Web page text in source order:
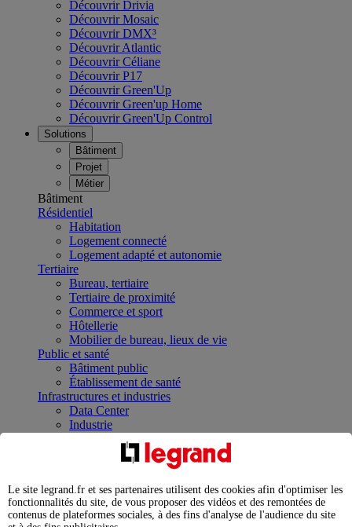
Découvrir Drivia
Découvrir Mosaic
Découvrir DMX³
Découvrir Atlantic
Découvrir Céliane
Découvrir P17
Découvrir Green'Up
Découvrir Green'up Home
Découvrir Green'Up Control
Solutions
Bâtiment
Projet
Métier
Bâtiment
Résidentiel
Habitation
Logement connecté
Logement adapté et autonomie
Tertiaire
Bureau, tertiaire
Tertiaire de proximité
Commerce et sport
Hôtellerie
Mobilier de bureau, lieux de vie
Public et santé
Bâtiment public
Établissement de santé
Infrastructures et industries
Data Center
Industrie
Infrastructures
Contrôler et planifier le fonctionnement des appareils
Répartir et optimiser son tableau électrique
Legrand Data Center Solutions : concentrer les
expertises au service de vos performances
Le site legrand.fr et ses partenaires utilisent des cookies afin d'optimiser les
fonctionnalités du site, de vous proposer des vidéos et des remontées de
contenus de plateformes sociales, à des fins d'analyse de l'audience du site